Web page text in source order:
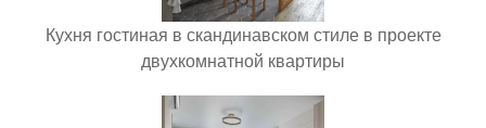
Кухня гостиная в скандинавском стиле в проекте
двухкомнатной квартиры